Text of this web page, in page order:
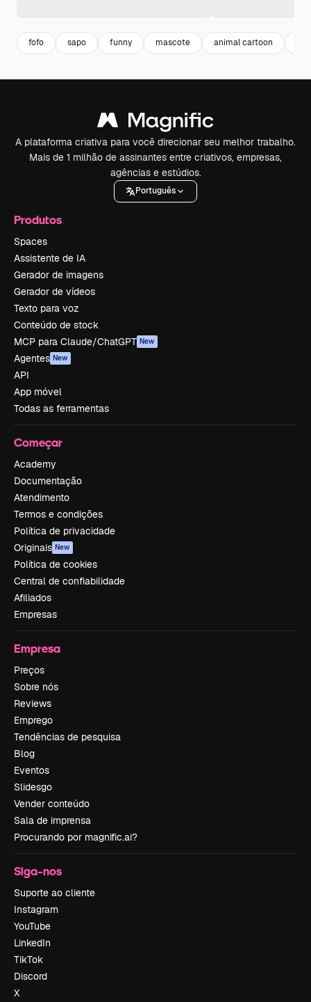
fofo sapo funny mascote animal cartoon
A plataforma criativa para você direcionar seu melhor trabalho.
Mais de 1 milhão de assinantes entre criativos, empresas,
agências e estúdios.
Português
Produtos
Spaces
Assistente de IA
Gerador de imagens
Gerador de vídeos
Texto para voz
Conteúdo de stock
MCP para Claude/ChatGPT New
Agentes New
API
App móvel
Todas as ferramentas
Começar
Academy
Documentação
Atendimento
Termos e condições
Política de privacidade
Originais New
Política de cookies
Central de confiabilidade
Afiliados
Empresas
Empresa
Preços
Sobre nós
Reviews
Emprego
Tendências de pesquisa
Blog
Eventos
Slidesgo
Vender conteúdo
Sala de imprensa
Procurando por magnific.ai?
Siga-nos
Suporte ao cliente
Instagram
YouTube
LinkedIn
TikTok
Discord
X